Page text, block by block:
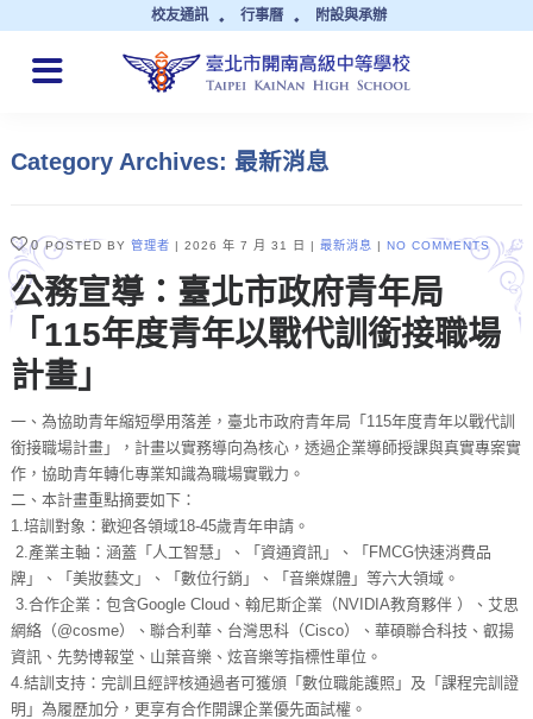
校友通訊 行事曆 附設與承辦
QUICK LINKS
Category Archives: 最新消息
0 POSTED BY 管理者 2026 年 7 月 31 日 最新消息 NO COMMENTS
公務宣導：臺北市政府青年局
「115年度青年以戰代訓銜接職場
計畫」
一、為協助青年縮短學用落差，臺北市政府青年局「115年度青年以戰代訓
銜接職場計畫」，計畫以實務導向為核心，透過企業導師授課與真實專案實
作，協助青年轉化專業知識為職場實戰力。
二、本計畫重點摘要如下：
1.培訓對象：歡迎各領域18-45歲青年申請。
2.產業主軸：涵蓋「人工智慧」、「資通資訊」、「FMCG快速消費品
牌」、「美妝藝文」、「數位行銷」、「音樂媒體」等六大領域。
3.合作企業：包含Google Cloud、翰尼斯企業（NVIDIA教育夥伴 ）、艾思
網絡（@cosme）、聯合利華、台灣思科（Cisco）、華碩聯合科技、叡揚
資訊、先勢博報堂、山葉音樂、炫音樂等指標性單位。
4.結訓支持：完訓且經評核通過者可獲頒「數位職能護照」及「課程完訓證
明」為履歷加分，更享有合作開課企業優先面試權。